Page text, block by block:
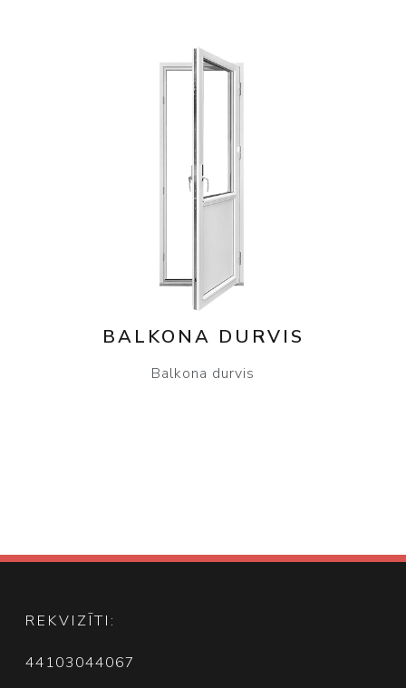
BALKONA DURVIS
Balkona durvis
REKVIZĪTI:
44103044067